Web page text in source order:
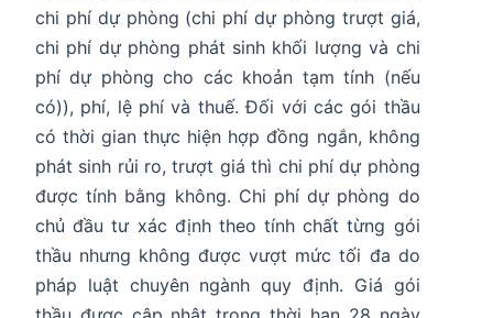
chi phí dự phòng (chi phí dự phòng trượt giá,
chi phí dự phòng phát sinh khối lượng và chi
phí dự phòng cho các khoản tạm tính (nếu
có)), phí, lệ phí và thuế. Đối với các gói thầu
có thời gian thực hiện hợp đồng ngắn, không
phát sinh rủi ro, trượt giá thì chi phí dự phòng
được tính bằng không. Chi phí dự phòng do
chủ đầu tư xác định theo tính chất từng gói
thầu nhưng không được vượt mức tối đa do
pháp luật chuyên ngành quy định. Giá gói